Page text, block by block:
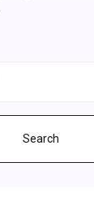
Search